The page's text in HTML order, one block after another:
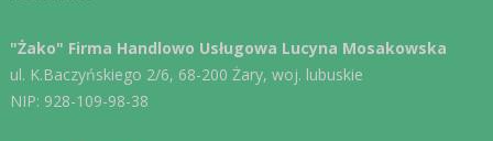
"Żako" Firma Handlowo Usługowa Lucyna Mosakowska
ul. K.Baczyńskiego 2/6, 68-200 Żary, woj. lubuskie
NIP: 928-109-98-38